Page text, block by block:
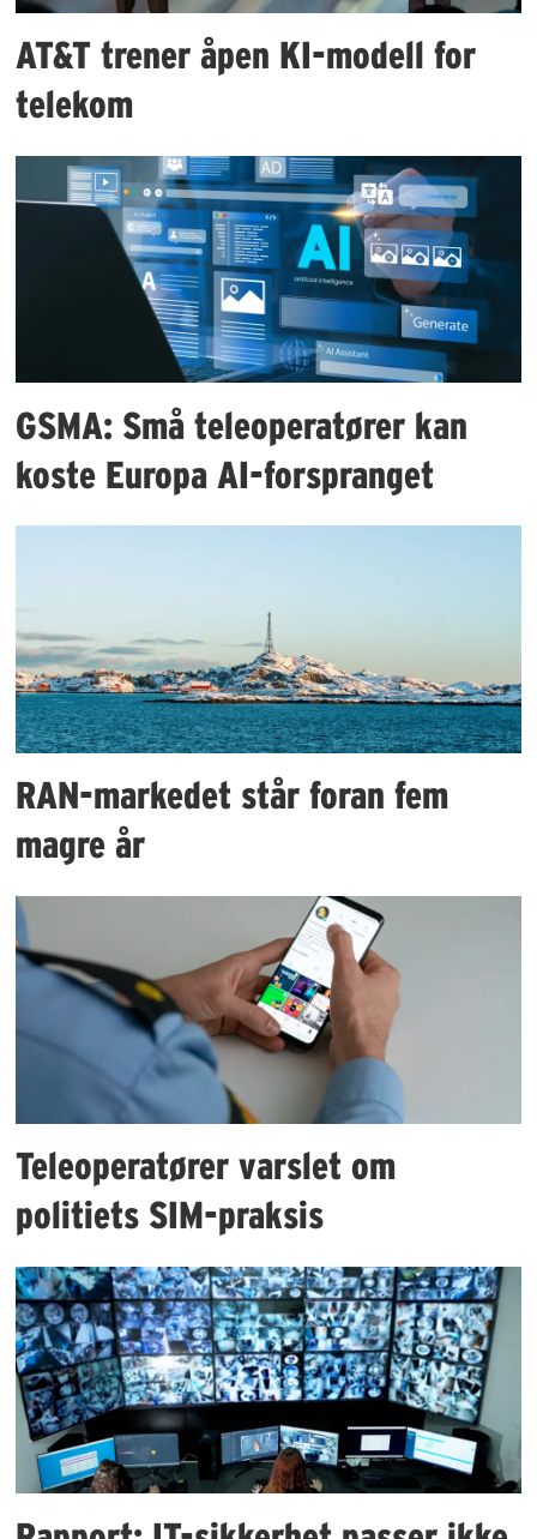
AT&T trener åpen KI-modell for
telekom
GSMA: Små teleoperatører kan
koste Europa AI-forspranget
RAN-markedet står foran fem
magre år
Teleoperatører varslet om
politiets SIM-praksis